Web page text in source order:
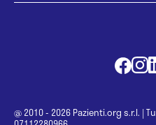
@ 2010 - 2026 Pazienti.org s.r.l. |